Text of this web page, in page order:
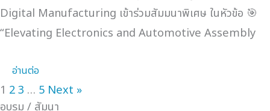
Digital Manufacturing เข้าร่วมสัมมนาพิเศษ ในหัวข้อ 🎯
“Elevating Electronics and Automotive Assembly
อ่านต่อ
1 23 … 5 Next »
อบรม / สัมนา